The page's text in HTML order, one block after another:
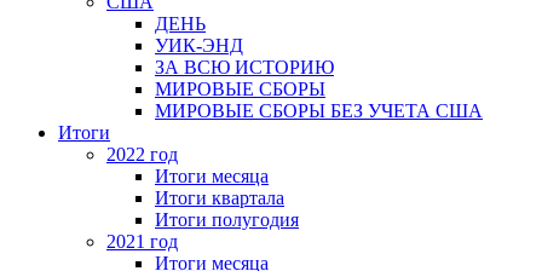
ДЕНЬ
УИК-ЭНД
ЗА ВСЮ ИСТОРИЮ
МИРОВЫЕ СБОРЫ
МИРОВЫЕ СБОРЫ БЕЗ УЧЕТА США
Итоги
2022 год
Итоги месяца
Итоги квартала
Итоги полугодия
2021 год
Итоги месяца